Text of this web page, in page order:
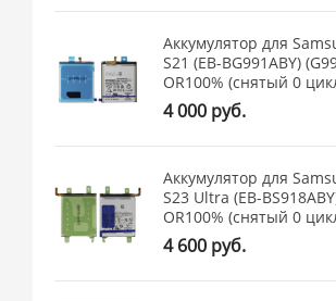
Аккумулятор для
S21 (EB-BG991ABY)
OR100% (снятый 0
4 000 руб.
Аккумулятор для
S23 Ultra (EB-
OR100% (снятый 0
4 600 руб.